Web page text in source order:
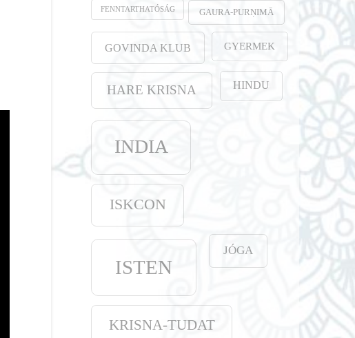
FENNTARTHATÓSÁG GAURA-PURṆIMĀ
GOVINDA KLUB GYERMEK
HARE KRISNA HINDU
INDIA
ISKCON
ISTEN
JÓGA
KRISNA-TUDAT